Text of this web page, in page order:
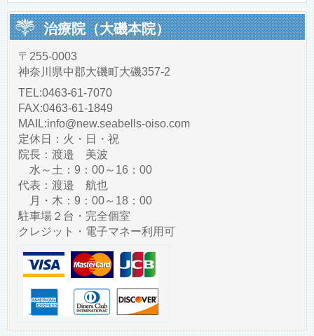
治療院（大磯本院）
〒255-0003
神奈川県中郡大磯町大磯357-2
TEL:0463-61-7070
FAX:0463-61-1849
MAIL:info@new.seabells-oiso.com
定休日：火・日・祝
院長：渡邉 美波
水～土：9：00～16：00
代表：渡邉 航也
月・木：9：00～18：00
駐車場２台・完全個室
クレジット・電子マネー利用可